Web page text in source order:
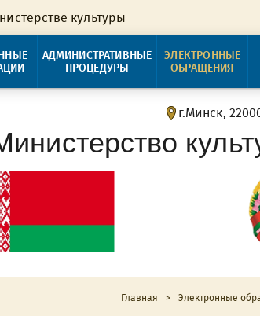
культуры
АДМИНИСТРАТИВНЫЕ
ПРОЦЕДУРЫ
ЭЛЕКТРОННЫЕ
ОБРАЩЕНИЯ
г.Минск,
Главная > Электронные